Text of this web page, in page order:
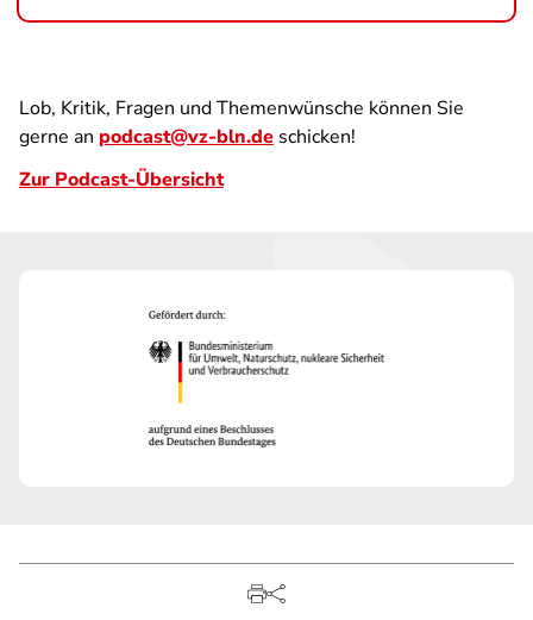
Lob, Kritik, Fragen und Themenwünsche können Sie
gerne an podcast@vz-bln.de schicken!
Zur Podcast-Übersicht